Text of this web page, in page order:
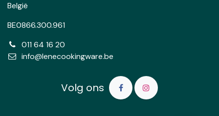
België
BE0866.300.961
011 64 16 20
info@lenecookingware.be
Volg ons